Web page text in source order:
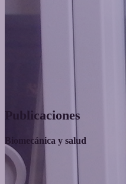
Publicaciones
Biomecánica y salud